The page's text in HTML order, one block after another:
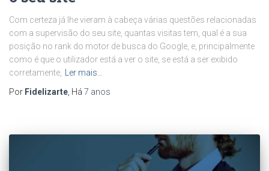
Com certeza já lhe vieram à cabeça várias questões relacionadas
com a supervisão do seu site, quantas visitas tem, qual é a sua
posição no rank do motor de busca do Google, e, principalmente
como é que o utilizador está a ver o site, se está a ser exibido
corretamente, Ler mais…
Por Fidelizarte , Há 7 anos